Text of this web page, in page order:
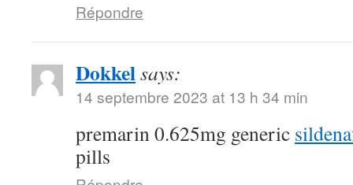
Répondre
Dokkelsays:
14 septembre 2023 at 13 h 34 min
premarin 0.625mg generic
pills